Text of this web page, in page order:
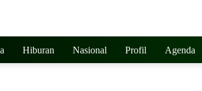
Hiburan Nasional Profil Agenda